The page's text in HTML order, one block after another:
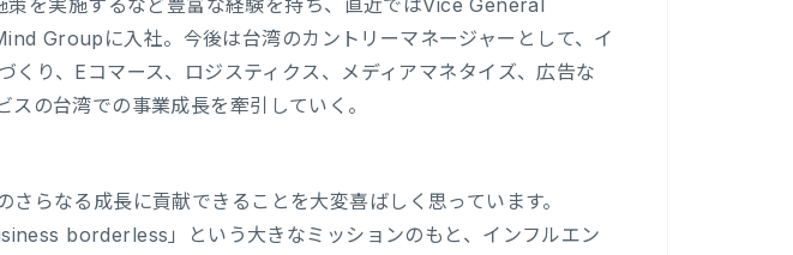
を実施するなど豊富な経験を持ち、直近ではVice General
Groupに入社。今後は台湾のカントリーマネージャーとして、イ
くり、Eコマース、ロジスティクス、メディアマネタイズ、広告な
の台湾での事業成長を牽引していく。
らなる成長に貢献できることを大変喜ばしく思っています。
borderless」という大きなミッションのもと、インフルエン